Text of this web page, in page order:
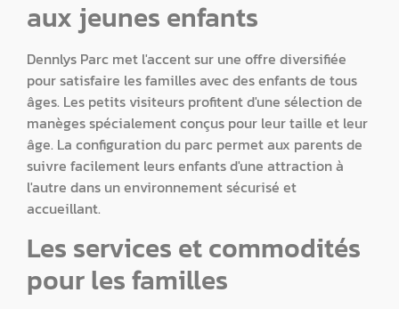
aux jeunes enfants
Dennlys Parc met l'accent sur une offre diversifiée
pour satisfaire les familles avec des enfants de tous
âges. Les petits visiteurs profitent d'une sélection de
manèges spécialement conçus pour leur taille et leur
âge. La configuration du parc permet aux parents de
suivre facilement leurs enfants d'une attraction à
l'autre dans un environnement sécurisé et
accueillant.
Les services et commodités
pour les familles